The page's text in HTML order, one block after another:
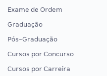
Exame de Ordem
Graduação
Pós-Graduação
Cursos por Concurso
Cursos por Carreira